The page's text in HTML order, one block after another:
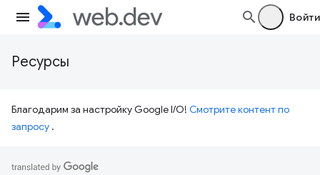
Войти
Ресурсы
Благодарим за настройку Google I/O! Смотрите контент по
запросу .